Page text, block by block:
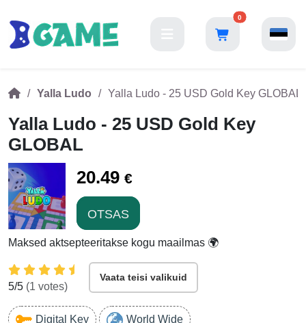
0
Yalla Ludo Yalla Ludo - 25 USD Gold Key GLOBAL
Yalla Ludo - 25 USD Gold Key
GLOBAL
20.49 €
OTSAS
Maksed aktsepteeritakse kogu maailmas 🌍
5/5 (1 votes)
Vaata teisi valikuid
Digital Key World Wide